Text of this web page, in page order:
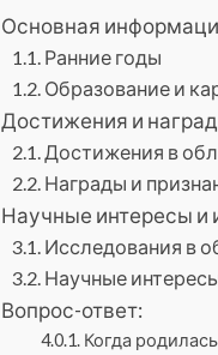
Основная
Ранние годы
Образование и
Достижения и
Достижения в
Награды и
Научные интересы и
Исследования в
Научные
Вопрос-ответ:
Когда